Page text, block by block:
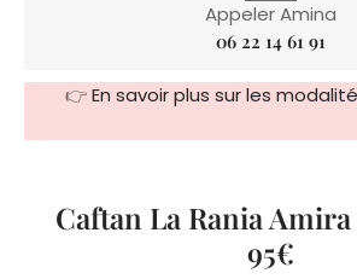
Appeler Amina
06 22 14 61 91
👉En savoir plus sur les
Caftan La Rania
95€